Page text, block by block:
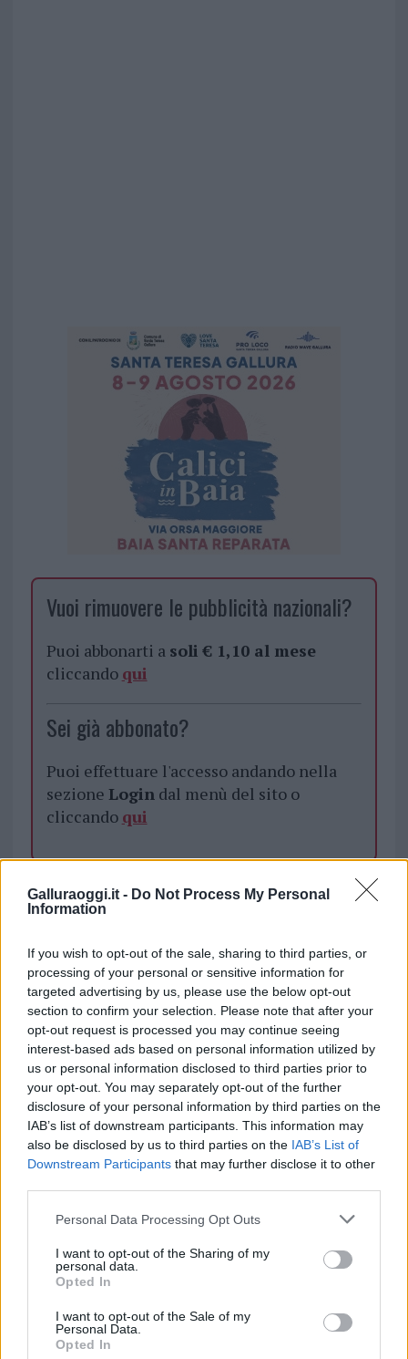
Galluraoggi.it - Do Not Process My Personal
Information
If you wish to opt-out of the sale, sharing to third parties, or
processing of your personal or sensitive information for
targeted advertising by us, please use the below opt-out
section to confirm your selection. Please note that after your
opt-out request is processed you may continue seeing
interest-based ads based on personal information utilized by
us or personal information disclosed to third parties prior to
your opt-out. You may separately opt-out of the further
disclosure of your personal information by third parties on the
IAB’s list of downstream participants. This information may
also be disclosed by us to third parties on the IAB’s List of
Downstream Participants that may further disclose it to other
Please note that this website/app uses one or more Google
not limited to your visit or usage behaviour. You may click to
grant or deny consent to Google and its third-party tags to
use your data for below specified purposes in below Google
consent section.
Personal Data Processing Opt Outs
I want to opt-out of the Sharing of my
personal data.
Opted In
I want to opt-out of the Sale of my
Personal Data.
Opted In
Vuoi rimuovere le pubblicità nazionali?
Puoi abbonarti a soli € 1,10 al mese
cliccando qui
Sei già abbonato?
Puoi effettuare l'accesso andando nella
sezione Logindal menù del sito o
cliccando qui
TEMI: Ciro Grillo Processo
Processo Ciro Grillo
Violenza Sessuale
Inviaci le tue segnalazioni,
i tuoi video e le tue foto
Su WhatsApp al numero +39
345 356 7512
Notizie in tempo reale?
Entra nel canale telegram di
GalluraOggi.it
Ricevi le nostre ultime news
daGoogle News